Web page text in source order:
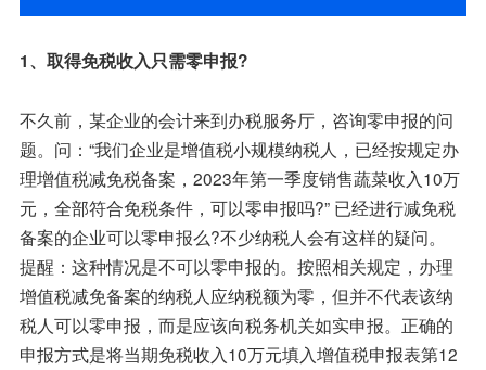
1、取得免税收入只需零申报?
不久前，某企业的会计来到办税服务厅，咨询零申报的问
题。问：“我们企业是增值税小规模纳税人，已经按规定办
理增值税减免税备案，2023年第一季度销售蔬菜收入10万
元，全部符合免税条件，可以零申报吗?” 已经进行减免税
备案的企业可以零申报么?不少纳税人会有这样的疑问。
提醒：这种情况是不可以零申报的。按照相关规定，办理
增值税减免备案的纳税人应纳税额为零，但并不代表该纳
税人可以零申报，而是应该向税务机关如实申报。正确的
申报方式是将当期免税收入10万元填入增值税申报表第12